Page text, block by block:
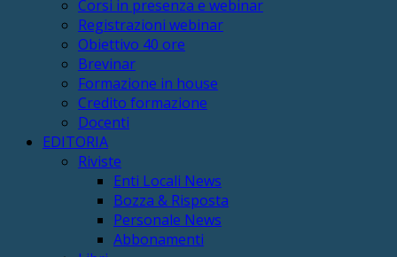
Corsi in presenza e webinar
Registrazioni webinar
Obiettivo 40 ore
Brevinar
Formazione in house
Credito formazione
Docenti
EDITORIA
Riviste
Enti Locali News
Bozza & Risposta
Personale News
Abbonamenti